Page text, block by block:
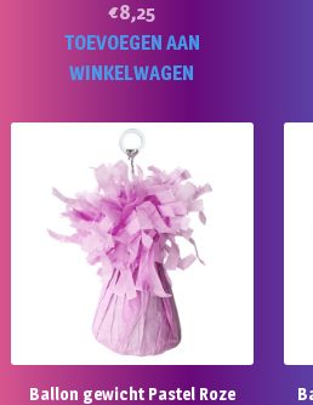
€8,25
TOEVOEGEN AAN
WINKELWAGEN
Ballon gewicht Pastel Roze